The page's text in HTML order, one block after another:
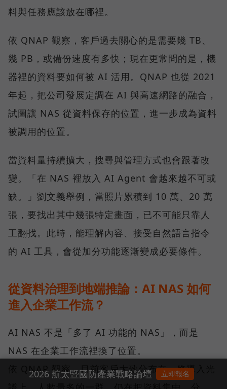
料與任務應該放在哪裡。
依 QNAP 觀察，客戶過去關心的是需要幾 TB、
幾 PB，或備份速度有多快；現在更常問的是，機
器裡的資料要如何被 AI 活用。QNAP 也從 2021
年起，把公司發展定調在 AI 與高速網路的融合，
試圖讓 NAS 從資料保存的位置，進一步成為資料
被調用的位置。
當資料量持續擴大，搜尋與管理方式也會跟著改
變。「在 NAS 裡放入 AI Agent 會越來越不可或
缺。」劉文義舉例，當照片累積到 10 萬、20 萬
張，要找出其中幾張特定畫面，已不可能只靠人
工翻找。此時，能理解內容、接受自然語言指令
的 AI 工具，會從加分功能逐漸變成必要條件。
從資料治理到地端推論：AI NAS 如何
進入企業工作流？
AI NAS 不是「多了 AI 功能的 NAS」，而是
NAS 在企業工作流裡換了位置。
依 QNAP 觀察，目前客戶大致分布在一條導入光
2026 航太暨國防產業戰略論壇 立即報名